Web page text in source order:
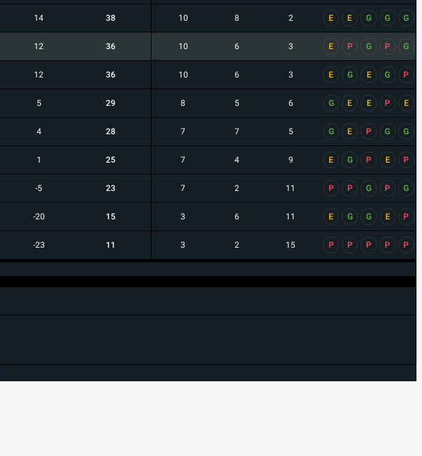
14 38 10 8 2 E E G G G
12 36 10 6 3 E P G P G
12 36 10 6 3 E G E G P
5 29 8 5 6 G E E P E
4 28 7 7 5 G E P G G
1 25 7 4 9 E G P E P
-5 23 7 2 11 P P G P G
-20 15 3 6 11 E G G E P
-23 11 3 2 15 P P P P P